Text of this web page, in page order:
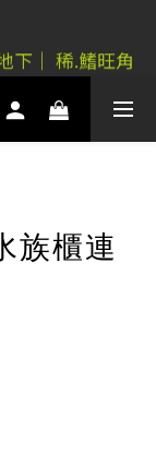
下｜ 稀.鰭旺角
樓
下｜ 稀.鰭旺角
樓
族櫃連